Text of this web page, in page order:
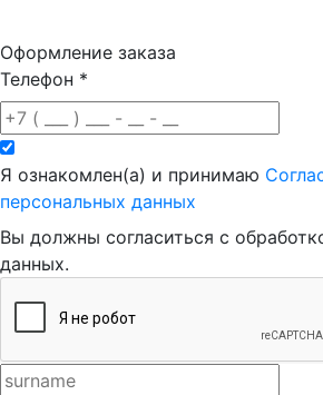
Оформление заказа
Телефон *
Я ознакомлен(а) и принимаю
персональных данных
Вы должны согласиться с
данных.